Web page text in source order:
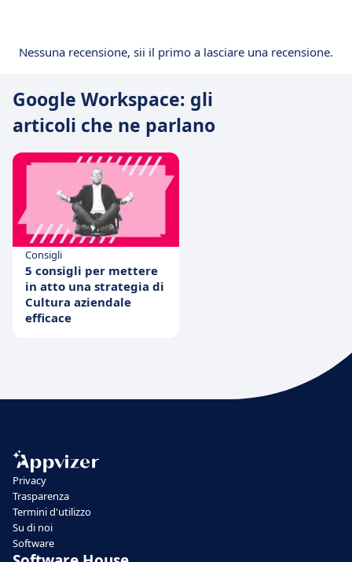
Nessuna recensione, sii il primo a lasciare una recensione.
Google Workspace: gli
articoli che ne parlano
Consigli
5 consigli per mettere
in atto una strategia di
Cultura aziendale
efficace
Privacy
Trasparenza
Termini d'utilizzo
Su di noi
Software